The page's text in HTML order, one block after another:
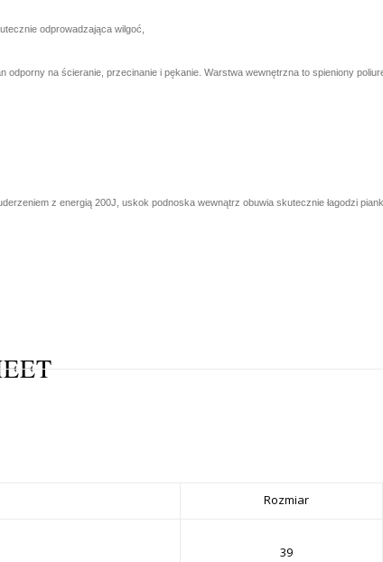
odprowadzająca wilgoć,
na ścieranie, przecinanie i pękanie. Warstwa wewnętrzna to spieniony
z energią 200J, uskok podnoska wewnątrz obuwia skutecznie łagodzi
Rozmiar
39